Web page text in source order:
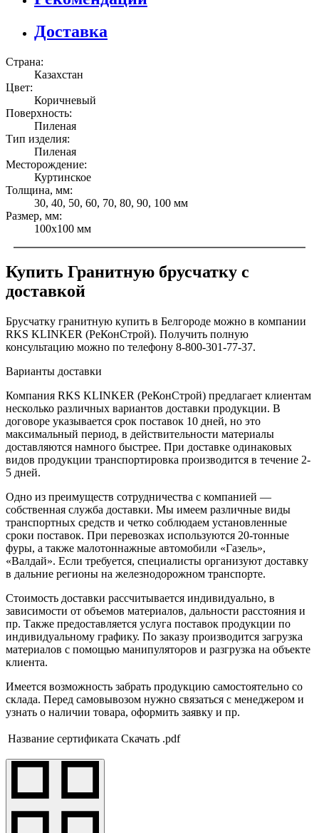
Доставка
Страна:
Казахстан
Цвет:
Коричневый
Поверхность:
Пиленая
Тип изделия:
Пиленая
Месторождение:
Куртинское
Толщина, мм:
30, 40, 50, 60, 70, 80, 90, 100 мм
Размер, мм:
100x100 мм
Купить Гранитную брусчатку c
доставкой
Брусчатку гранитную купить в Белгороде можно в компании
RKS KLINKER (РеКонСтрой). Получить полную
консультацию можно по телефону 8-800-301-77-37.
Варианты доставки
Компания RKS KLINKER (РеКонСтрой) предлагает клиентам
несколько различных вариантов доставки продукции. В
договоре указывается срок поставок 10 дней, но это
максимальный период, в действительности материалы
доставляются намного быстрее. При доставке одинаковых
видов продукции транспортировка производится в течение 2-
5 дней.
Одно из преимуществ сотрудничества с компанией —
собственная служба доставки. Мы имеем различные виды
транспортных средств и четко соблюдаем установленные
сроки поставок. При перевозках используются 20-тонные
фуры, а также малотоннажные автомобили «Газель»,
«Валдай». Если требуется, специалисты организуют доставку
в дальние регионы на железнодорожном транспорте.
Стоимость доставки рассчитывается индивидуально, в
зависимости от объемов материалов, дальности расстояния и
пр. Также предоставляется услуга поставок продукции по
индивидуальному графику. По заказу производится загрузка
материалов с помощью манипуляторов и разгрузка на объекте
клиента.
Имеется возможность забрать продукцию самостоятельно со
склада. Перед самовывозом нужно связаться с менеджером и
узнать о наличии товара, оформить заявку и пр.
Название сертификата Скачать .pdf